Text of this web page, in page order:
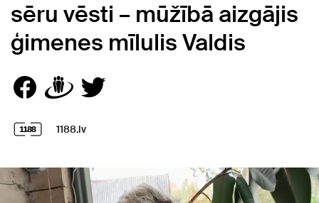
sēru vēsti – mūžībā aizgājis
ģimenes mīlulis Valdis
1188.lv